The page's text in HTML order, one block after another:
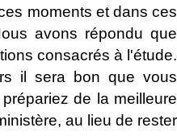
moments et dans ces
avons répondu que
consacrés à l'étude.
il sera bon que vous
de la meilleure
au lieu de rester